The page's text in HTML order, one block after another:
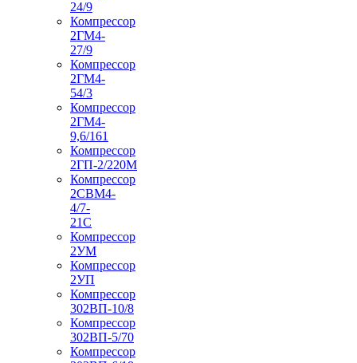
24/9
Компрессор
2ГМ4-
27/9
Компрессор
2ГМ4-
54/3
Компрессор
2ГМ4-
9,6/161
Компрессор
2ГП-2/220М
Компрессор
2СВМ4-
4/7-
21С
Компрессор
2УМ
Компрессор
2УП
Компрессор
302ВП-10/8
Компрессор
302ВП-5/70
Компрессор